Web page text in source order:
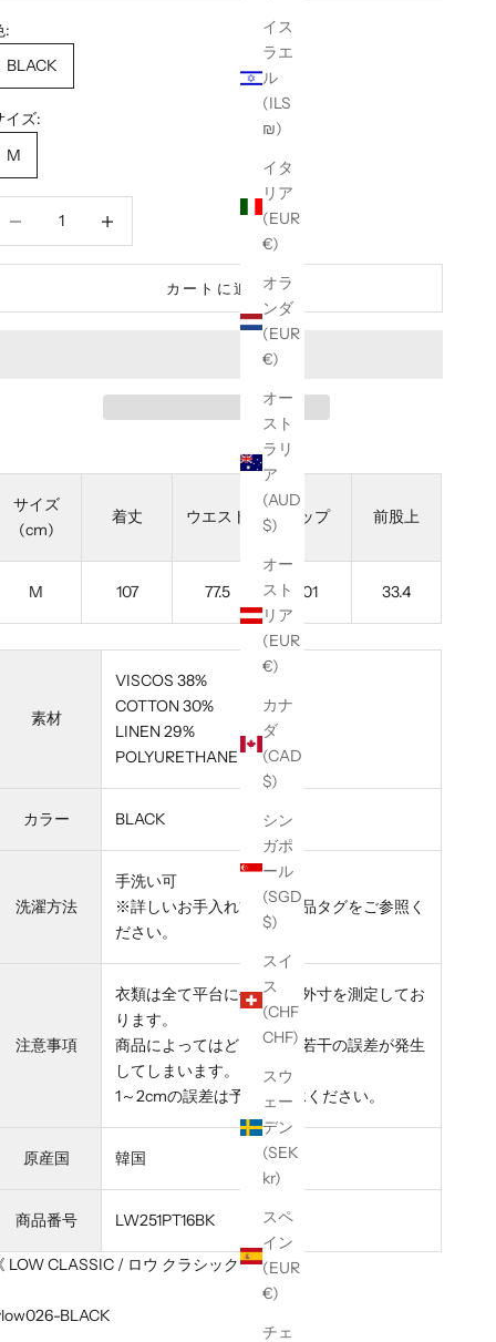
イス
ラエ
ル
(ILS
₪)
イタ
リア
(EUR
€)
オラ
ンダ
(EUR
€)
オー
スト
ラリ
ア
(AUD
$)
オー
スト
リア
(EUR
€)
カナ
ダ
(CAD
$)
シン
ガポ
ール
(SGD
$)
スイ
ス
(CHF
CHF)
スウ
ェー
デン
(SEK
kr)
スペ
イン
(EUR
€)
チェ
:
BLACK
イズ:
M
カートに追加
サイズ
(cm)
着丈 ウエスト ヒップ 前股上
M 107 77.5 101 33.4
素材
VISCOS 38%
COTTON 30%
LINEN 29%
POLYURETHANE 3%
カラー BLACK
洗濯方法
手洗い可
※詳しいお手入れ方法は商品タグをご参照く
ださい。
注意事項
衣類は全て平台に平置きし外寸を測定してお
ります。
商品によってはどうしても若干の誤差が発生
してしまいます。
1～2cmの誤差は予めご了承ください。
原産国 韓国
商品番号 LW251PT16BK
LOW CLASSIC / ロウ クラシック 》
BLACK